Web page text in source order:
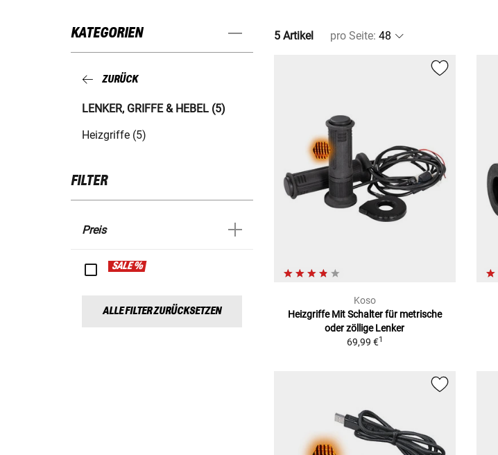
KATEGORIEN
ZURÜCK
LENKER, GRIFFE & HEBEL (5)
Heizgriffe (5)
FILTER
Preis
SALE %
ALLE FILTER ZURÜCKSETZEN
5 Artikel pro Seite:
Koso
Heizgriffe Mit Schalter für metrische
oder zöllige Lenker
69,99 €1